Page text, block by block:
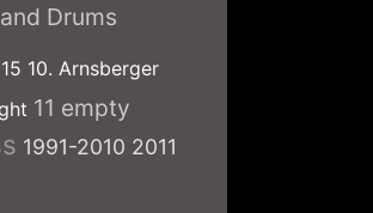
Drums
10. Arnsberger
11 empty
1991-2010 2011